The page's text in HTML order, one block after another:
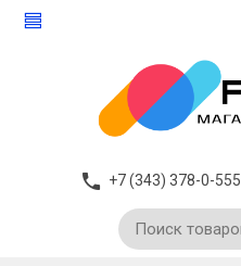
+7 (343) 378-0-555